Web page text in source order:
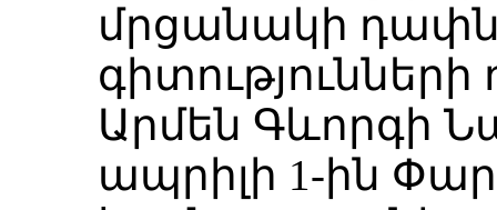
մրցանակի
Արմեն Գևորգի
ապրիլի 1-ին